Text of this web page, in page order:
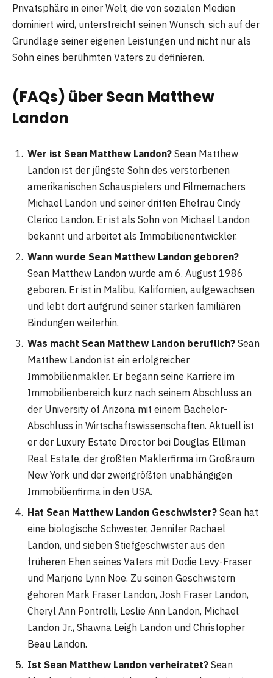
Privatsphäre in einer Welt, die von sozialen Medien
dominiert wird, unterstreicht seinen Wunsch, sich auf der
Grundlage seiner eigenen Leistungen und nicht nur als
Sohn eines berühmten Vaters zu definieren.
(FAQs) über Sean Matthew
Landon
Wer ist Sean Matthew Landon? Sean Matthew
Landon ist der jüngste Sohn des verstorbenen
amerikanischen Schauspielers und Filmemachers
Michael Landon und seiner dritten Ehefrau Cindy
Clerico Landon. Er ist als Sohn von Michael Landon
bekannt und arbeitet als Immobilienentwickler​​.
Wann wurde Sean Matthew Landon geboren?
Sean Matthew Landon wurde am 6. August 1986
geboren. Er ist in Malibu, Kalifornien, aufgewachsen
und lebt dort aufgrund seiner starken familiären
Bindungen weiterhin​​.
Was macht Sean Matthew Landon beruflich? Sean
Matthew Landon ist ein erfolgreicher
Immobilienmakler. Er begann seine Karriere im
Immobilienbereich kurz nach seinem Abschluss an
der University of Arizona mit einem Bachelor-
Abschluss in Wirtschaftswissenschaften. Aktuell ist
er der Luxury Estate Director bei Douglas Elliman
Real Estate, der größten Maklerfirma im Großraum
New York und der zweitgrößten unabhängigen
Immobilienfirma in den USA​​.
Hat Sean Matthew Landon Geschwister? Sean hat
eine biologische Schwester, Jennifer Rachael
Landon, und sieben Stiefgeschwister aus den
früheren Ehen seines Vaters mit Dodie Levy-Fraser
und Marjorie Lynn Noe. Zu seinen Geschwistern
gehören Mark Fraser Landon, Josh Fraser Landon,
Cheryl Ann Pontrelli, Leslie Ann Landon, Michael
Landon Jr., Shawna Leigh Landon und Christopher
Beau Landon​​.
Ist Sean Matthew Landon verheiratet? Sean